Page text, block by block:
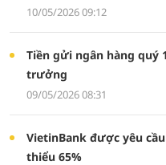
10/05/2026 09:12
Tiền gửi ngân hàng quý
trưởng
09/05/2026 08:31
VietinBank được yêu
thiểu 65%